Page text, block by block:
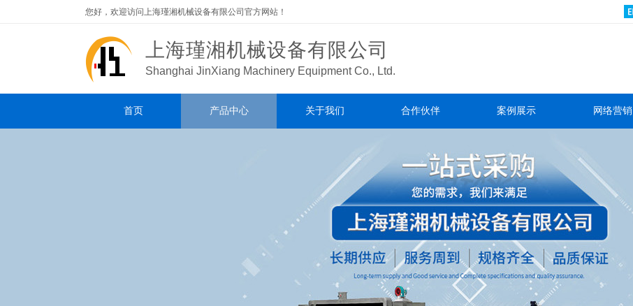
您好，欢迎访问上海瑾湘机械设备有限公司官方网站！
上海瑾湘机械设备有限公司
Shanghai JinXiang Machinery Equipment Co., Ltd.
首页 产品中心 关于我们 合作伙伴 案例展示 网络营销